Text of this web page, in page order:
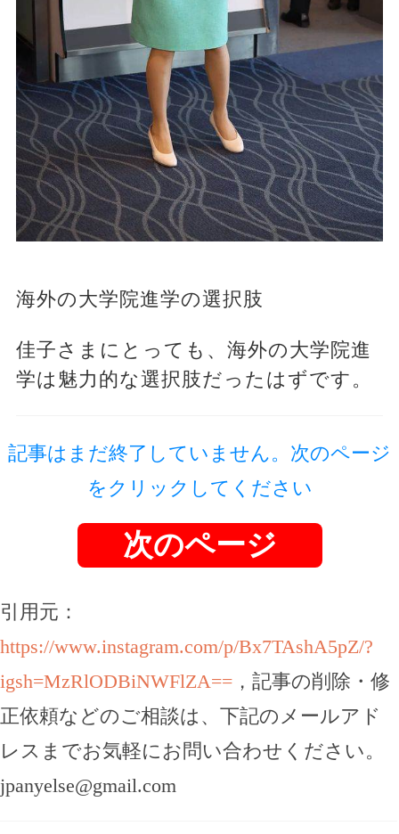
海外の大学院進学の選択肢
佳子さまにとっても、海外の大学院進
学は魅力的な選択肢だったはずです。
記事はまだ終了していません。次のページ
をクリックしてください
次のページ
引用元：
https://www.instagram.com/p/Bx7TAshA5pZ/?
igsh=MzRlODBiNWFlZA== ，記事の削除・修
正依頼などのご相談は、下記のメールアド
レスまでお気軽にお問い合わせください。
jpanyelse@gmail.com